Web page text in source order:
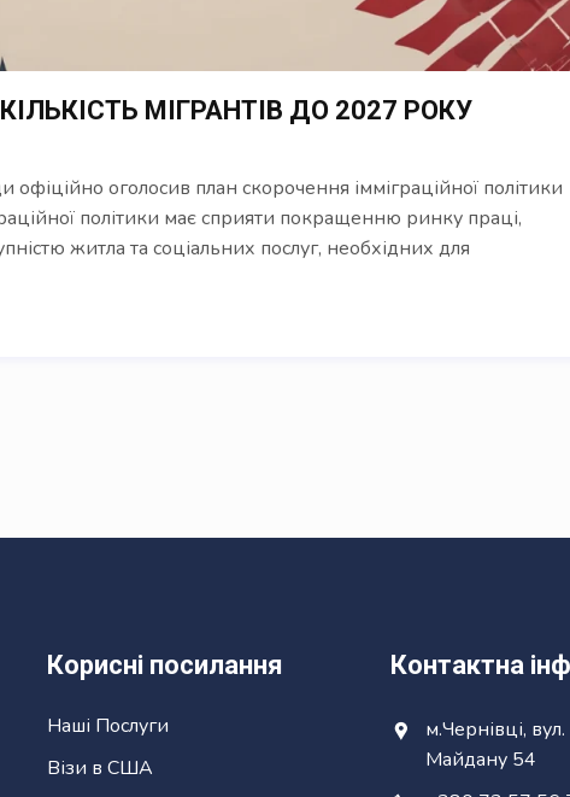
МІГРАНТІВ ДО 2027 РОКУ
оголосив план скорочення імміграційної політики
політики має сприяти покращенню ринку праці,
житла та соціальних послуг, необхідних для
Корисні посилання
Наші Послуги
Візи в США
Контактна
м.Чернівці, вул.
Майдану 54